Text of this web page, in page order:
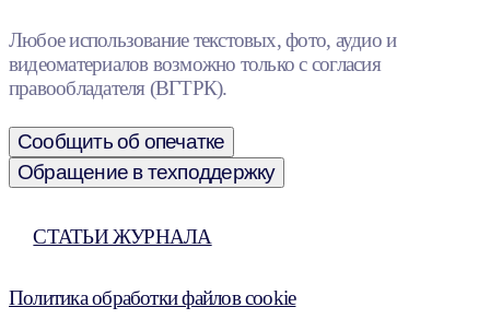
Любое использование текстовых, фото, аудио и
видеоматериалов возможно только с согласия
правообладателя (ВГТРК).
Сообщить об опечатке
Обращение в техподдержку
СТАТЬИ ЖУРНАЛА
Политика обработки файлов cookie